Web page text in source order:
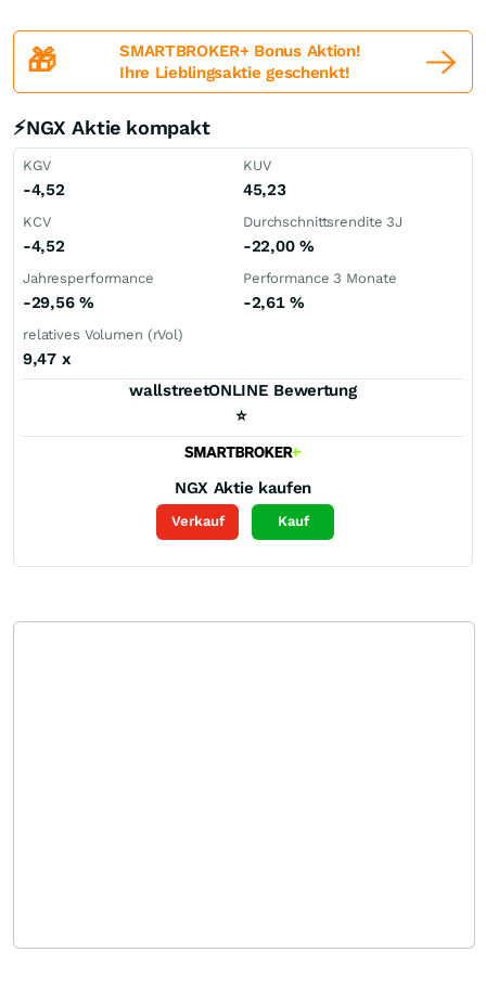
🎁
SMARTBROKER+ Bonus Aktion!
Ihre Lieblingsaktie geschenkt!
⚡NGX Aktie kompakt
KGV
-4,52
KUV
45,23
KCV
-4,52
Durchschnittsrendite 3J
-22,00 %
Jahresperformance
-29,56 %
Performance 3 Monate
-2,61%
relatives Volumen (rVol)
9,47 x
wallstreetONLINE Bewertung
⭐
NGX Aktie kaufen
Verkauf Kauf